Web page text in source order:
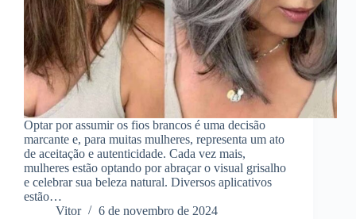
Optar por assumir os fios brancos é uma decisão
marcante e, para muitas mulheres, representa um ato
de aceitação e autenticidade. Cada vez mais,
mulheres estão optando por abraçar o visual grisalho
e celebrar sua beleza natural. Diversos aplicativos
estão…
Vitor
6 de novembro de 2024